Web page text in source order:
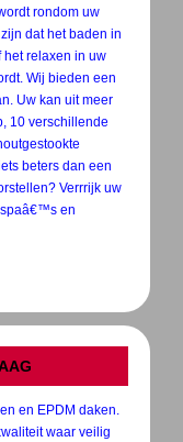
rondom uw
dat het baden in
het relaxen in uw
Wij bieden een
Uw kan uit meer
10 verschillende
beters dan een
Verrrijk uw
en
en EPDM daken.
waar veilig